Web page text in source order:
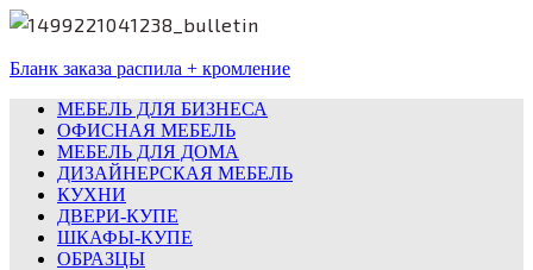
Бланк заказа распила + кромление
МЕБЕЛЬ ДЛЯ БИЗНЕСА
ОФИСНАЯ МЕБЕЛЬ
МЕБЕЛЬ ДЛЯ ДОМА
ДИЗАЙНЕРСКАЯ МЕБЕЛЬ
КУХНИ
ДВЕРИ-КУПЕ
ШКАФЫ-КУПЕ
ОБРАЗЦЫ